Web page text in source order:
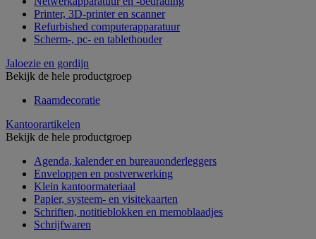
Printer, 3D-printer en scanner
Refurbished computerapparatuur
Scherm-, pc- en tablethouder
Jaloezie en gordijn
Bekijk de hele productgroep
Raamdecoratie
Kantoorartikelen
Bekijk de hele productgroep
Agenda, kalender en bureauonderleggers
Enveloppen en postverwerking
Klein kantoormateriaal
Papier, systeem- en visitekaarten
Schriften, notitieblokken en memoblaadjes
Schrijfwaren